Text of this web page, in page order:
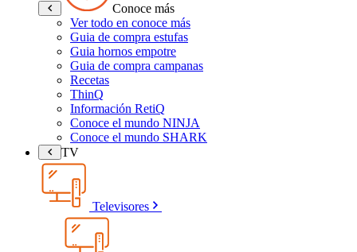
Conoce más
Ver todo en conoce más
Guia de compra estufas
Guia hornos empotre
Guia de compra campanas
Recetas
ThinQ
Información RetiQ
Conoce el mundo NINJA
Conoce el mundo SHARK
TV
Televisores